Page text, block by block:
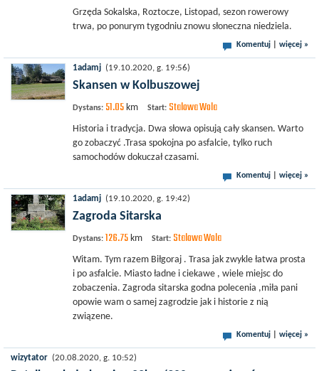
Grzęda Sokalska, Roztocze, Listopad, sezon rowerowy
trwa, po ponurym tygodniu znowu słoneczna niedziela.
Komentuj więcej »
1adamj (19.10.2020, g. 19:56)
Skansen w Kolbuszowej
Dystans: 51.05 km Start: Stalowa Wola
Historia i tradycja. Dwa słowa opisują cały skansen. Warto
go zobaczyć .Trasa spokojna po asfalcie, tylko ruch
samochodów dokuczał czasami.
Komentuj więcej »
1adamj (19.10.2020, g. 19:42)
Zagroda Sitarska
Dystans: 126.75 km Start: Stalowa Wola
Witam. Tym razem Biłgoraj . Trasa jak zwykle łatwa prosta
i po asfalcie. Miasto ładne i ciekawe , wiele miejsc do
zobaczenia. Zagroda sitarska godna polecenia ,miła pani
opowie wam o samej zagrodzie jak i historie z nią
związene.
Komentuj więcej »
wizytator (20.08.2020, g. 10:52)